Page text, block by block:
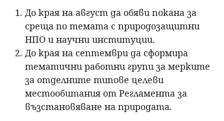
До края на август да обяви покана за
среща по темата с природозащитни
НПО и научни институции.
До края на септември да сформира
тематични работни групи за мерките
за отделните типове целеви
местообитания от Регламента за
възстановяване на природата.